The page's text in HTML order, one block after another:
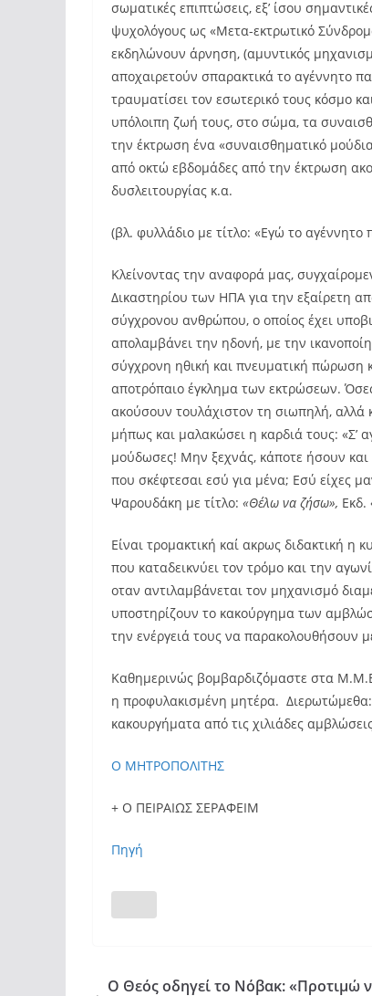
σωματικές επιπτώσεις, εξ’ ίσου
ψυχολόγους ως «Μετα-εκτρωτικό
εκδηλώνουν άρνηση, (αμυντικός
αποχαιρετούν σπαρακτικά το αγέννητο
τραυματίσει τον εσωτερικό τους κόσμο
υπόλοιπη ζωή τους, στο σώμα, τα
την έκτρωση ένα «συναισθηματικό
από οκτώ εβδομάδες από την έκτρωση
δυσλειτουργίας κ.α.
(βλ. φυλλάδιο με τίτλο: «Εγώ το αγέννητο
Κλείνοντας την αναφορά μας,
Δικαστηρίου των ΗΠΑ για την εξαίρετη
σύγχρονου ανθρώπου, ο οποίος έχει
απολαμβάνει την ηδονή, με την
σύγχρονη ηθική και πνευματική πώρωση
αποτρόπαιο έγκλημα των εκτρώσεων.
ακούσουν τουλάχιστον τη σιωπηλή, αλλά
μήπως και μαλακώσει η καρδιά τους:
μούδωσες! Μην ξεχνάς, κάποτε ήσουν
που σκέφτεσαι εσύ για μένα; Εσύ είχες
Ψαρουδάκη με τίτλο: «Θέλω να ζήσω», Εκδ.
Είναι τρομακτική καί ακρως διδακτική η
που καταδεικνύει τον τρόμο και την
οταν αντιλαμβάνεται τον μηχανισμό
υποστηρίζουν το κακούργημα των
την ενέργειά τους να παρακολουθήσουν
Καθημερινώς βομβαρδιζόμαστε στα Μ.Μ.Ε
η προφυλακισμένη μητέρα. Διερωτώμεθα:
κακουργήματα από τις χιλιάδες
Ο ΜΗΤΡΟΠΟΛΙΤΗΣ
+ Ο ΠΕΙΡΑΙΩΣ ΣΕΡΑΦΕΙΜ
Πηγή
Ο Θεός οδηγεί το Νόβακ: «Προτιμώ